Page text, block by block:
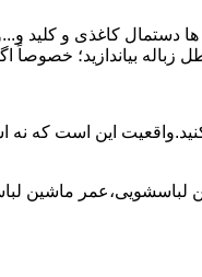
کاغذی و کلید
زباله بیاندازید؛
این است که
لباسشویی،عمر